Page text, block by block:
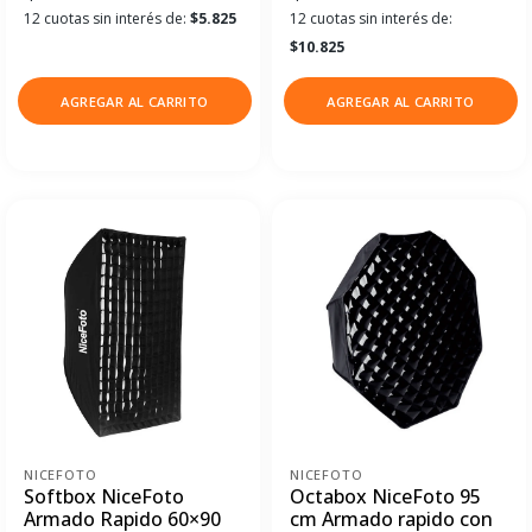
12 cuotas sin interés de: $5.825
AGREGAR AL CARRITO
12 cuotas sin interés de:
$10.825
AGREGAR AL CARRITO
NICEFOTO
Softbox NiceFoto
Armado Rapido 60×90
NICEFOTO
Octabox NiceFoto 95
cm Armado rapido con